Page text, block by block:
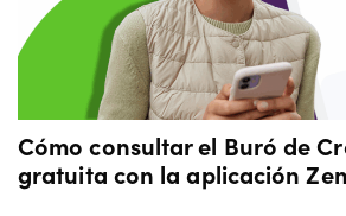
Cómo consultar el Buró de
gratuita con la aplicación